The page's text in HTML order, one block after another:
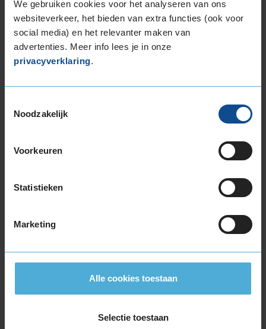
We gebruiken cookies voor het analyseren van ons
websiteverkeer, het bieden van extra functies (ook voor
social media) en het relevanter maken van
advertenties. Meer info lees je in onze
privacyverklaring.
Noodzakelijk
Voorkeuren
Statistieken
Marketing
Alle cookies toestaan
Selectie toestaan
Continental PREMIUMCONTACT C
255/50R20 109 V
Deze band is beoordeeld met het EU
brandstofefficiëntie-label B, wat overeen komt
met een zeer goede brandstofefficiëntie.
In de categorie grip op nat wegdek is deze band